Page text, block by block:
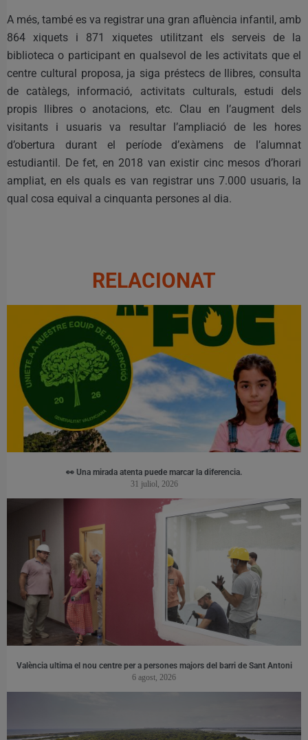
A més, també es va registrar una gran afluència infantil, amb
864 xiquets i 871 xiquetes utilitzant els serveis de la
biblioteca o participant en qualsevol de les activitats que el
centre cultural proposa, ja siga préstecs de llibres, consulta
de catàlegs, informació, activitats culturals, estudi dels
propis llibres o anotacions, etc. Clau en l’augment dels
visitants i usuaris va resultar l’ampliació de les hores
d’obertura durant el període d’exàmens de l’alumnat
estudiantil. De fet, en 2018 van existir cinc mesos d’horari
ampliat, en els quals es van registrar uns 7.000 usuaris, la
qual cosa equival a cinquanta persones al dia.
RELACIONAT
👀 Una mirada atenta puede marcar la diferencia.
31 juliol, 2026
València ultima el nou centre per a persones majors del barri de Sant Antoni
6 agost, 2026